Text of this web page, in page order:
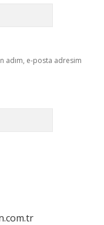
adım, e-posta adresim